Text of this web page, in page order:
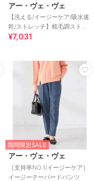
アー・ヴェ・ヴェ
【洗える/イージーケア/吸水速
乾/ストレッチ】梳毛調ストレ
ートパンツ
¥7,031
期間限定SALE
アー・ヴェ・ヴェ
［支持率NO.1/イージーケア］
イージーテーパードパンツ